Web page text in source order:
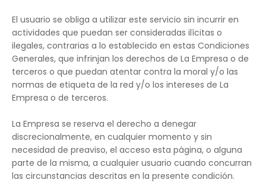
El usuario se obliga a utilizar este servicio sin incurrir en
actividades que puedan ser consideradas ilícitas o
ilegales, contrarias a lo establecido en estas Condiciones
Generales, que infrinjan los derechos de La Empresa o de
terceros o que puedan atentar contra la moral y/o las
normas de etiqueta de la red y/o los intereses de La
Empresa o de terceros.
La Empresa se reserva el derecho a denegar
discrecionalmente, en cualquier momento y sin
necesidad de preaviso, el acceso esta página, o alguna
parte de la misma, a cualquier usuario cuando concurran
las circunstancias descritas en la presente condición.